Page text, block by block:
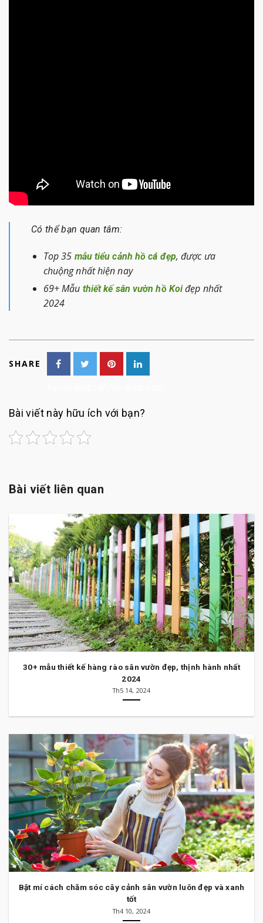
Có thể bạn quan tâm:
Top 35 mẫu tiểu cảnh hồ cá đẹp, được ưa
chuộng nhất hiện nay
69+ Mẫu thiết kế sân vườn hồ Koiđẹp nhất
2024
SHARE
Bài viết này hữu ích với bạn?
Bài viết liên quan
30+ mẫu thiết kế hàng rào sân vườn đẹp, thịnh hành nhất
2024
Th5 14, 2024
Bật mí cách chăm sóc cây cảnh sân vườn luôn đẹp và xanh
tốt
Th4 10, 2024